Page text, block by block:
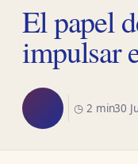
El papel
impulsar
◷ 2 min30